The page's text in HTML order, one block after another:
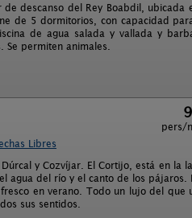
descanso del Rey Boabdil, ubicada
de 5 dormitorios, con capacidad
de agua salada y vallada y
permiten animales.
pers/
Libres
y Cozvíjar. El Cortijo, está en la
agua del río y el canto de los pájaros.
en verano. Todo un lujo del que
sus sentidos.